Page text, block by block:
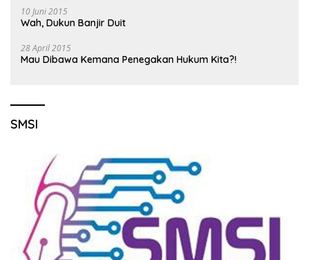
10 Juni 2015
Wah, Dukun Banjir Duit
28 April 2015
Mau Dibawa Kemana Penegakan Hukum Kita?!
SMSI